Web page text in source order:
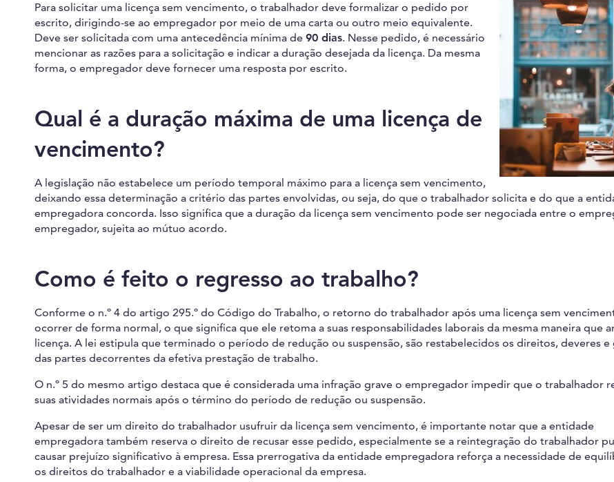
Para solicitar uma licença sem vencimento, o trabalhador deve formalizar o pedido por
escrito, dirigindo-se ao empregador por meio de uma carta ou outro meio equivalente.
Deve ser solicitada com uma antecedência mínima de 90 dias. Nesse pedido, é necessário
mencionar as razões para a solicitação e indicar a duração desejada da licença. Da mesma
forma, o empregador deve fornecer uma resposta por escrito.
Qual é a duração máxima de uma licença de
vencimento?
A legislação não estabelece um período temporal máximo para a licença sem vencimento,
deixando essa determinação a critério das partes envolvidas, ou seja, do que o trabalhador solicita e do que a
empregadora concorda. Isso significa que a duração da licença sem vencimento pode ser negociada entre o
empregador, sujeita ao mútuo acordo.
Como é feito o regresso ao trabalho?
Conforme o n.º 4 do artigo 295.º do Código do Trabalho, o retorno do trabalhador após uma licença sem
ocorrer de forma normal, o que significa que ele retoma a suas responsabilidades laborais da mesma maneira que
licença. A lei estipula que terminado o período de redução ou suspensão, são restabelecidos os direitos, deveres e
das partes decorrentes da efetiva prestação de trabalho.
O n.º 5 do mesmo artigo destaca que é considerada uma infração grave o empregador impedir que o trabalhador
suas atividades normais após o término do período de redução ou suspensão.
Apesar de ser um direito do trabalhador usufruir da licença sem vencimento, é importante notar que a entidade
empregadora também reserva o direito de recusar esse pedido, especialmente se a reintegração do trabalhador
causar prejuízo significativo à empresa. Essa prerrogativa da entidade empregadora reforça a necessidade de
os direitos do trabalhador e a viabilidade operacional da empresa.